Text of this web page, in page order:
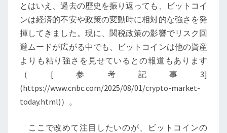
存」
の
未
来
とはいえ、過去の歴史を振り返っても、ビットコイ
ンは経済的不安や政策の変動時に相対的な強さを発
揮してきました。現に、関税政策の影響でリスク回
避ムードが広がる中でも、ビットコインは他の資産
よりも粘り強さを見せているとの報道もあります
（[参考記事3]
(https://www.cnbc.com/2025/08/01/crypto-market-
today.html)）。
ここで改めて注目したいのが、ビットコインの